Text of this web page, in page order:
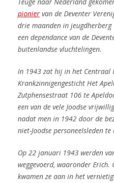
pionier van de Deventer
drie maanden in jeugdherberg
een dependance van de
buitenlandse vluchtelingen.
In 1943 zat hij in het Centraal
Krankzinnigengesticht Het
Zutphensestraat 106 te
een van de vele Joodse
nadat men in 1942 door de
niet-Joodse personeelsleden te
Op 22 januari 1943 werden
weggevoerd, waaronder Erich.
kwamen ze aan in het